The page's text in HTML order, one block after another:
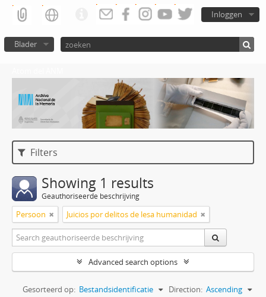
Inloggen
Blader
Filters
Showing 1 results
Geauthoriseerde beschrijving
Persoon Juicios por delitos de lesa humanidad
Advanced search options
Gesorteerd op: Bestandsidentificatie Direction: Ascending